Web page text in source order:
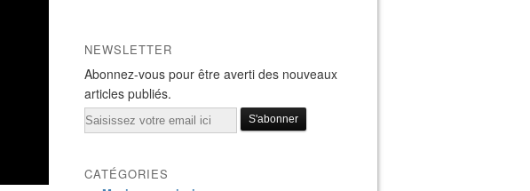
NEWSLETTER
Abonnez-vous pour être averti des nouveaux
articles publiés.
Email
CATÉGORIES